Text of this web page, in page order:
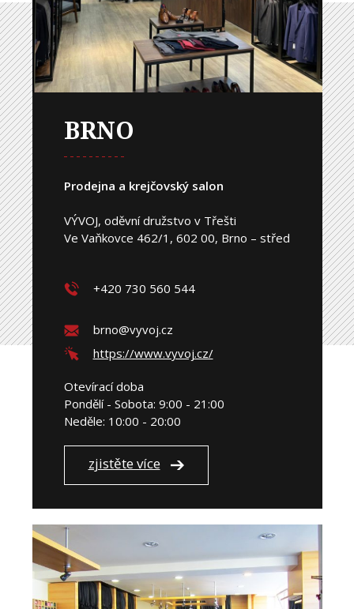
BRNO
Prodejna a krejčovský salon
VÝVOJ, oděvní družstvo v Třešti
Ve Vaňkovce 462/1, 602 00, Brno – střed
+420 730 560 544
brno@vyvoj.cz
https://www.vyvoj.cz/
Otevírací doba
Pondělí - Sobota: 9:00 - 21:00
Neděle: 10:00 - 20:00
zjistěte více